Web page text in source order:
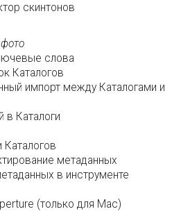
скинтонов
слова
Каталогов
импорт между Каталогами и
в Каталоги
Каталогов
метаданных
в инструменте
(только для Mac)